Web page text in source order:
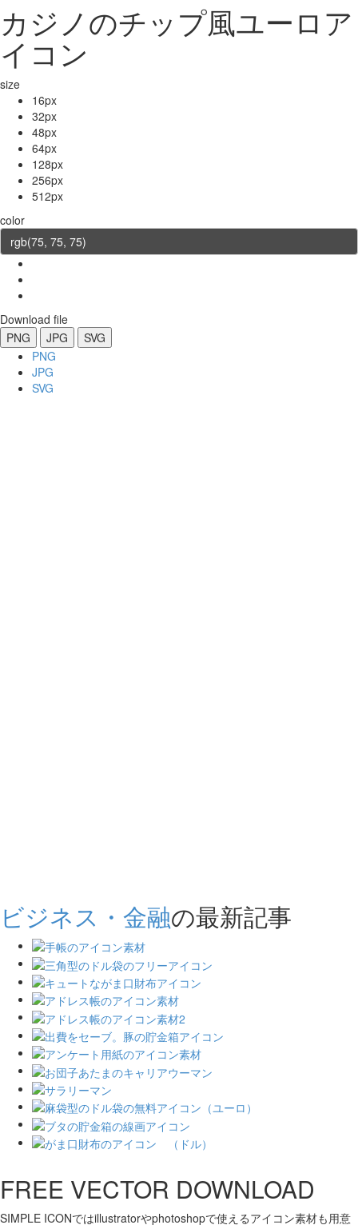
カジノのチップ風ユーロア
イコン
size
16px
32px
48px
64px
128px
256px
512px
color
Download file
PNG
JPG
SVG
PNG
JPG
SVG
ビジネス・金融の最新記事
FREE VECTOR DOWNLOAD
SIMPLE ICONではillustratorやphotoshopで使えるアイコン素材も用意